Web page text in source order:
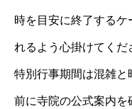
時を目安に終了する
れるよう心掛けてく
特別行事期間は混雑
前に寺院の公式案内を